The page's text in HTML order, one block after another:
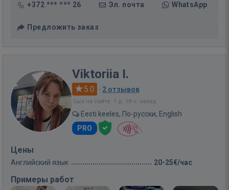
+372 *** *** 26 Эл. почта WhatsApp
Предложить заказ
Viktoriia I.
5.0 · 2 отзывов
Был на сайте: 1 д. 18 ч. назад
Eesti keeles, По-русски, English
PRO
Цены
Английский язык 20-25€/час
Примеры работ